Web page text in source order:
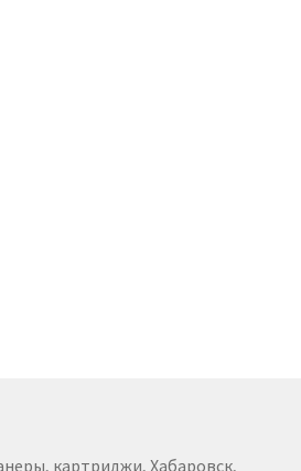
картриджи, Хабаровск,